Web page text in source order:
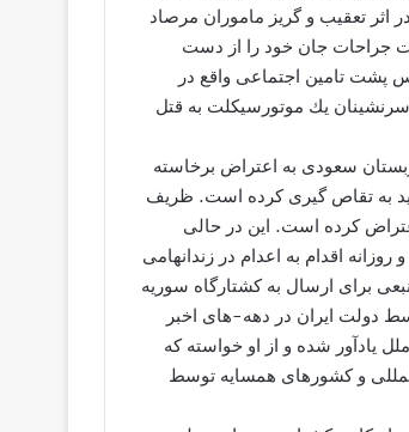
را باعث بشود.1- به گزارش کمپین فعالین بلوچ روز جمعه 4 دی در اثر تعقیب و گریز ماموران مرصاد
جراحات جان خود را از دست
بعدازظهر يكشنبه ١٥آذر در بلوار قدس پشت تامین اجتماعی واقع در
يك موتورسيكلت به قتل
سعودی به اعتراض برخاسته
به تقاص گيرى کرده است. ظریف
کرده است. این در حالی
اقدام به اعدام در زندانھامی
براى ارسال به کشتارگاه سوريه
دولت ایران در دهه-های اخبر
یادآور شده و از او خواسته که
و کشورهای همسایه توسط